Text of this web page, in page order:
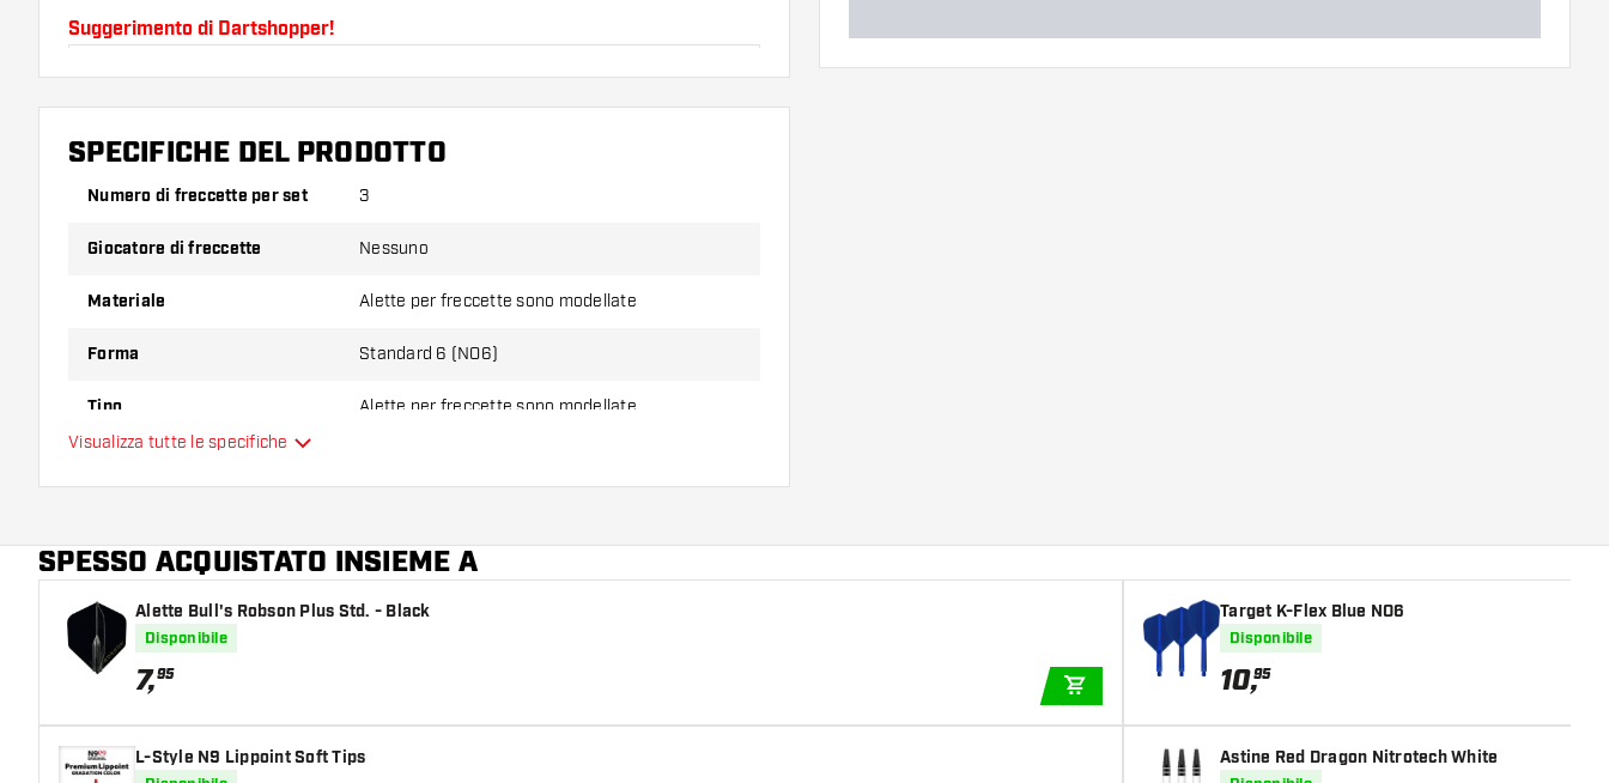
Suggerimento di Dartshopper!
Assicuratevi di avere a portata di mano un gran numero di alette e di
astine. Questi possono danneggiarsi o rompersi con l'uso.
scoprire quale variante vi si addice di più!
SPECIFICHE DEL PRODOTTO
Numero di freccette per set 3
Giocatore di freccette Nessuno
Materiale Alette per freccette sono modellate
Forma Standard 6 (NO6)
Tipo Alette per freccette sono modellate
Visualizza tutte le specifiche
SPESSO ACQUISTATO INSIEME A
Alette Bull's Robson Plus Std. - Black
Disponibile
7,95
AGGIUNGI AL CARRELLO
L-Style N9 Lippoint Soft Tips
Target K-Flex Blue NO6
Disponibile
10,95
Astine Red Dragon Nitrotech White